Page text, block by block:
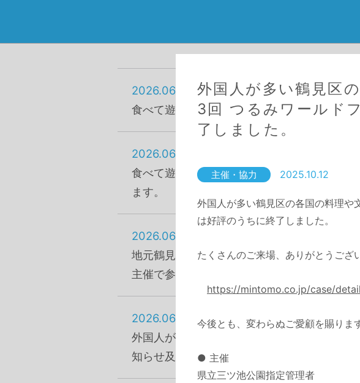
2026.06.16
食べて遊んでホッと一息『第10回 鶴見駅西
2026.06.16
食べて遊んでホッと一息『第11回 鶴見駅西
ます。
2026.06.16
地元鶴見で活動するイベント・祭りの祭典『
主催で参画します。
2026.06.16
外国人が多い鶴見区の各国の料理や文化交流
知らせ及び主催で参画します。
外国人が多い鶴見区
3回 つるみワールド
了しました。
主催・協力 2025.10.12
外国人が多い鶴見区の各国の料理や
は好評のうちに終了しました。
たくさんのご来場、ありがとうござ
https://mintomo.co.jp/case/
今後とも、変わらぬご愛顧を賜りま
● 主催
県立三ツ池公園指定管理者